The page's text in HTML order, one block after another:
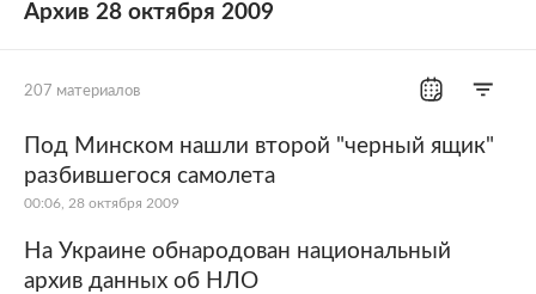
Архив 28 октября 2009
207 материалов
Все рубрики Россия
Мир
Экономика Силовые структуры
Под Минском нашли второй "черный ящик"
разбившегося самолета
00:06, 28 октября 2009
На Украине обнародован национальный
архив данных об НЛО